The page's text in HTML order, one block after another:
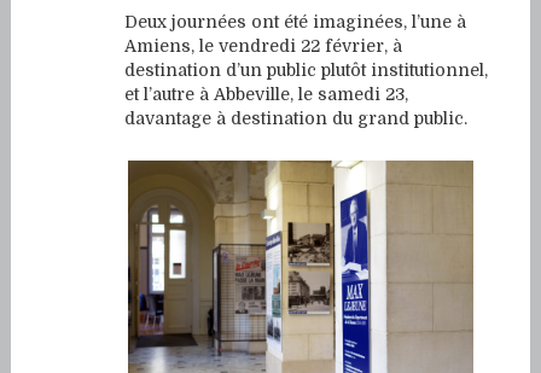
Deux journées ont été imaginées, l’une à
Amiens, le vendredi 22 février, à
destination d’un public plutôt institutionnel,
et l’autre à Abbeville, le samedi 23,
davantage à destination du grand public.